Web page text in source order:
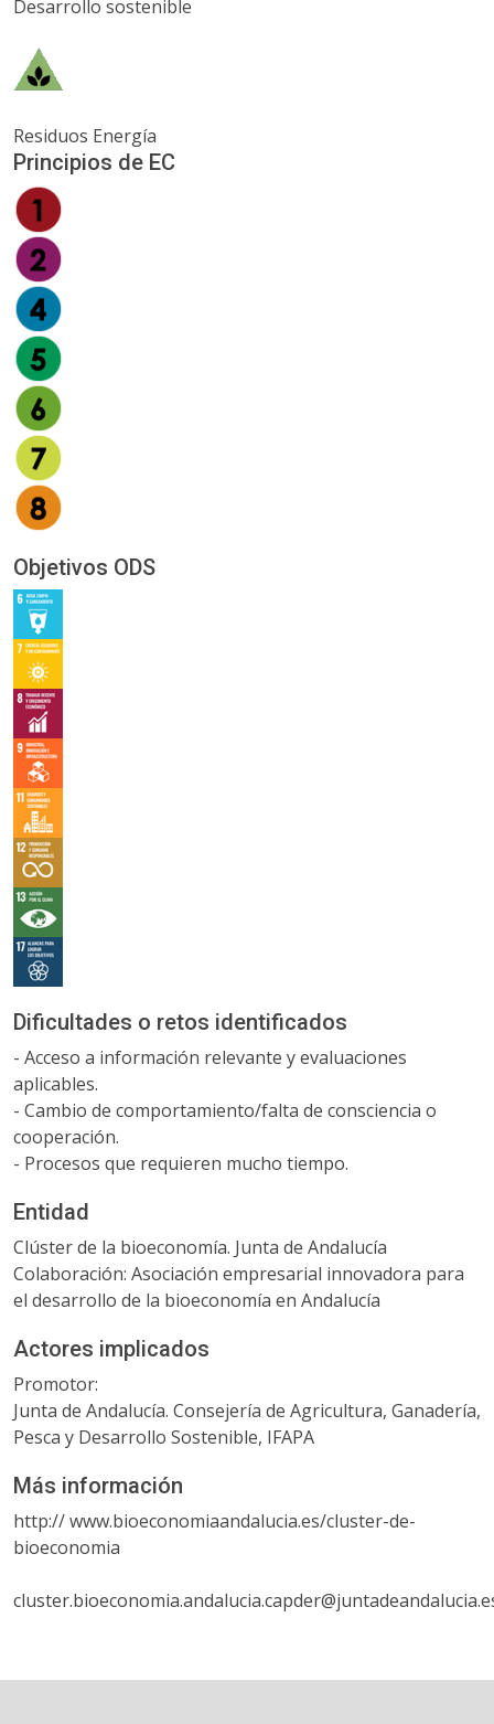
Desarrollo sostenible
Residuos Energía
Principios de EC
Objetivos ODS
Dificultades o retos identificados
- Acceso a información relevante y evaluaciones
aplicables.
- Cambio de comportamiento/falta de consciencia o
cooperación.
- Procesos que requieren mucho tiempo.
Entidad
Clúster de la bioeconomía. Junta de Andalucía
Colaboración: Asociación empresarial innovadora para
el desarrollo de la bioeconomía en Andalucía
Actores implicados
Promotor:
Junta de Andalucía. Consejería de Agricultura, Ganadería,
Pesca y Desarrollo Sostenible, IFAPA
Más información
http:// www.bioeconomiaandalucia.es/cluster-de-
bioeconomia